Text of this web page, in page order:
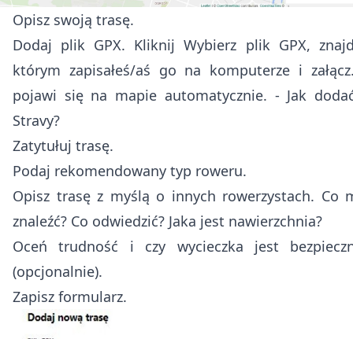
Opisz swoją trasę.
Dodaj plik GPX. Kliknij Wybierz plik GPX,
którym zapisałeś/aś go na komputerze i
pojawi się na mapie automatycznie. - Jak
Stravy?
Zatytułuj trasę.
Podaj rekomendowany typ roweru.
Opisz trasę z myślą o innych rowerzystach. Co
znaleźć? Co odwiedzić? Jaka jest nawierzchnia?
Oceń trudność i czy wycieczka jest
(opcjonalnie).
Zapisz formularz.